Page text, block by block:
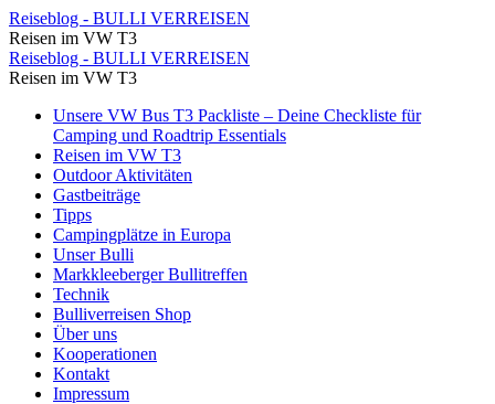
Sylt
-
Buggy
Tour
Reiseblog
BULLI
VERREISEN
Reiseblog - BULLI VERREISEN
Reisen im VW T3
Sylt
-
Buggy
Tour
Reiseblog
BULLI
VERREISEN
Reiseblog - BULLI VERREISEN
Reisen im VW T3
Skip
content
Unsere VW Bus T3 Packliste – Deine Checkliste für
Camping und Roadtrip Essentials
Reisen im VW T3
Outdoor Aktivitäten
Gastbeiträge
Tipps
Campingplätze in Europa
Unser Bulli
Markkleeberger Bullitreffen
Technik
Bulliverreisen Shop
Über uns
Kooperationen
Kontakt
Impressum